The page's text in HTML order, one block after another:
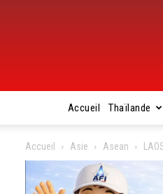
Accueil Thaïlande
Accueil Asie Asean